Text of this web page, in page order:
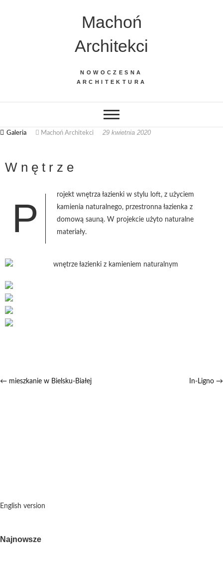
Machoń
Architekci
NOWOCZESNA
ARCHITEKTURA
Galeria Machoń Architekci 29 kwietnia 2020
W n ę t r z e
P
rojekt wnętrza łazienki w stylu loft, z użyciem
kamienia naturalnego, przestronna łazienka z
domową sauną. W projekcie użyto naturalne
materiały.
← mieszkanie w Bielsku-Białej In-Ligno →
English version
Najnowsze